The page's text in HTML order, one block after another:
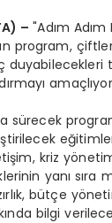
–"Adım
program,
duyabilecekleri
sürecek
kriz
yanı sıra
bütçe
bilgi